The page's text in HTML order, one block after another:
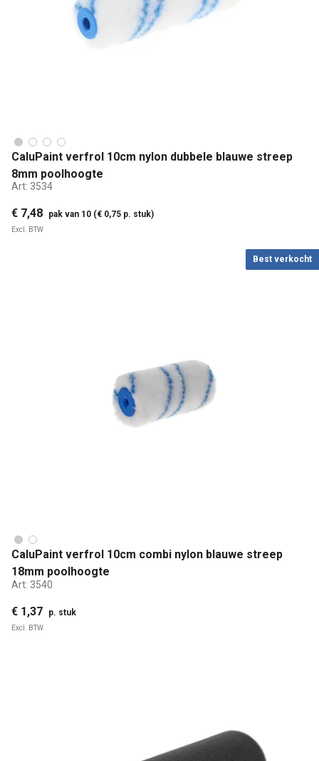
CaluPaint verfrol 10cm nylon dubbele blauwe streep
8mm poolhoogte
Art: 3534
€ 7,48 pak van 10 (€ 0,75 p. stuk)
Excl. BTW
Best verkocht
CaluPaint verfrol 10cm combi nylon blauwe streep
18mm poolhoogte
Art: 3540
€ 1,37 p. stuk
Excl. BTW